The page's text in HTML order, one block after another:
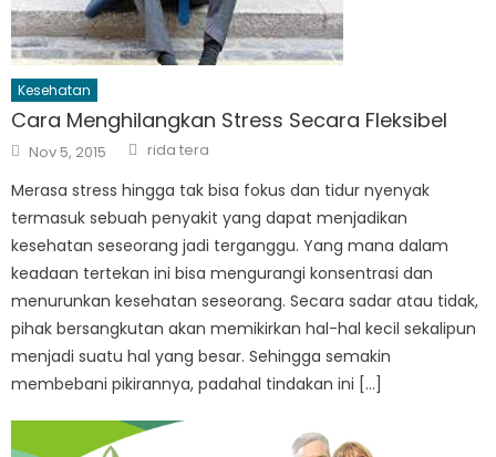
Kesehatan
Cara Menghilangkan Stress Secara Fleksibel
Posted
on
Nov 5, 2015 Author
rida tera
Merasa stress hingga tak bisa fokus dan tidur nyenyak
termasuk sebuah penyakit yang dapat menjadikan
kesehatan seseorang jadi terganggu. Yang mana dalam
keadaan tertekan ini bisa mengurangi konsentrasi dan
menurunkan kesehatan seseorang. Secara sadar atau tidak,
pihak bersangkutan akan memikirkan hal-hal kecil sekalipun
menjadi suatu hal yang besar. Sehingga semakin
membebani pikirannya, padahal tindakan ini […]